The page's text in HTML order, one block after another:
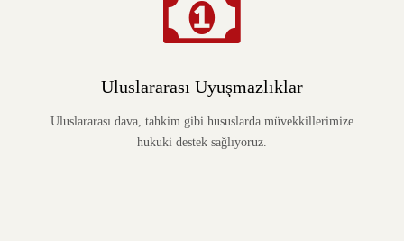
Uluslararası Uyuşmazlıklar
Uluslararası dava, tahkim gibi hususlarda müvekkillerimize
hukuki destek sağlıyoruz.